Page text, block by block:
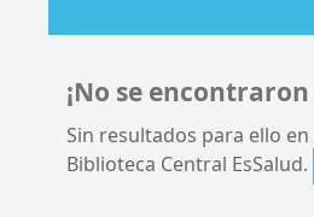
¡No se
Sin resultados para ello
Biblioteca Central EsSalud.